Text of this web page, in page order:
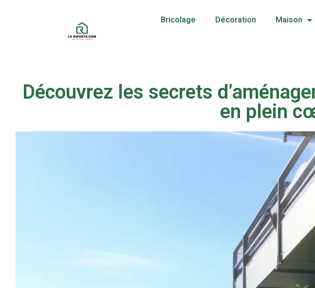
Bricolage Décoration Maison
Découvrez les secrets
en plein